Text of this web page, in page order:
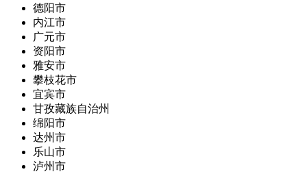
德阳市
内江市
广元市
资阳市
雅安市
攀枝花市
宜宾市
甘孜藏族自治州
绵阳市
达州市
乐山市
泸州市